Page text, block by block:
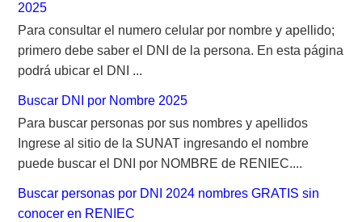
2025
Para consultar el numero celular por nombre y apellido;
primero debe saber el DNI de la persona. En esta página
podrá ubicar el DNI ...
Buscar DNI por Nombre 2025
Para buscar personas por sus nombres y apellidos
Ingrese al sitio de la SUNAT ingresando el nombre
puede buscar el DNI por NOMBRE de RENIEC....
Buscar personas por DNI 2024 nombres GRATIS sin
conocer en RENIEC